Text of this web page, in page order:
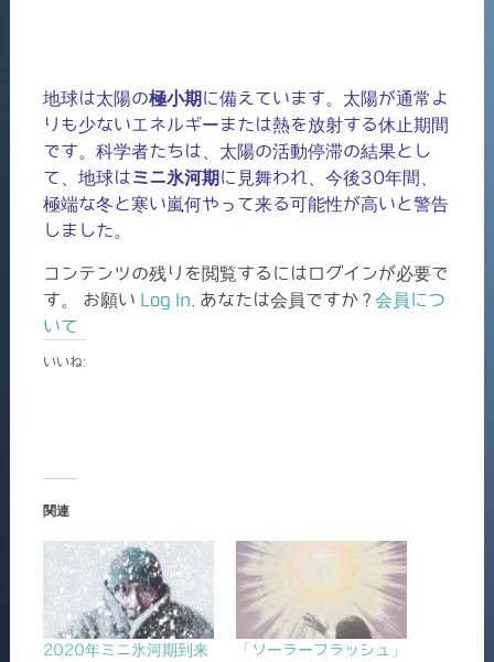
地球は太陽の極小期 に備えています。太陽が通常よ
りも少ないエネルギーまたは熱を放射する休止期間
です。科学者たちは、太陽の活動停滞の結果とし
て、地球はミニ氷河期 に見舞われ、今後30年間、
極端な冬と寒い嵐何やって来る可能性が高いと警告
しました。
コンテンツの残りを閲覧するにはログインが必要で
す。 お願い Log In . あなたは会員ですか ? 会員につ
いて
いいね:
関連
2020年ミニ氷河期到来
「ソーラーフラッシュ」